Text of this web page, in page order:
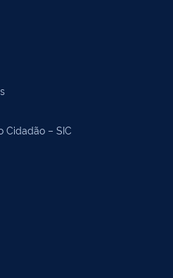
Cidadão – SIC